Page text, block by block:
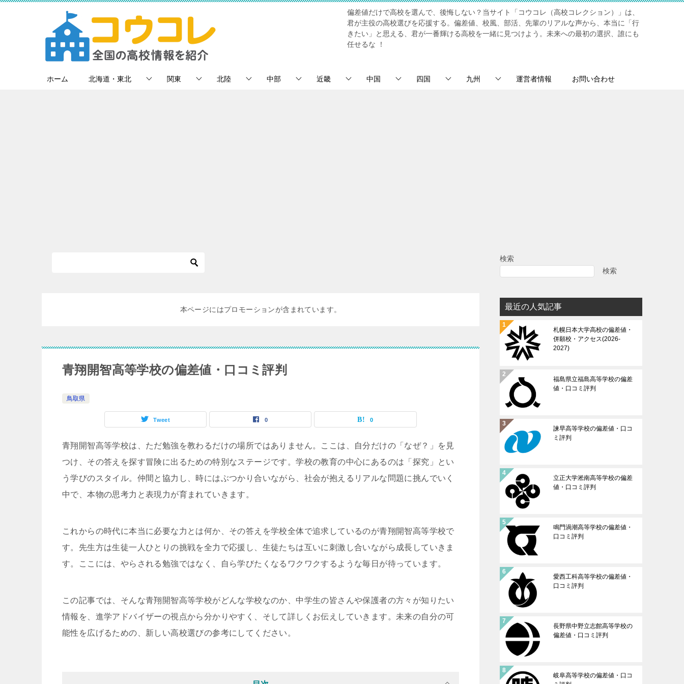
偏差値だけで高校を選んで、後悔しない？当サイト「コウコレ（高校コレクション）」は、
君が主役の高校選びを応援する。偏差値、校風、部活、先輩のリアルな声から、本当に「行
きたい」と思える、君が一番輝ける高校を一緒に見つけよう。未来への最初の選択、誰にも
任せるな ！
ホーム 北海道・東北 関東 北陸 中部 近畿 中国 四国 九州 運営者情報 お問い合わせ
本ページにはプロモーションが含まれています。
青翔開智高等学校の偏差値・口コミ評判
鳥取県
Tweet 0 0
青翔開智高等学校は、ただ勉強を教わるだけの場所ではありません。ここは、自分だけの「なぜ？」を見
つけ、その答えを探す冒険に出るための特別なステージです。学校の教育の中心にあるのは「探究」とい
う学びのスタイル。仲間と協力し、時にはぶつかり合いながら、社会が抱えるリアルな問題に挑んでいく
中で、本物の思考力と表現力が育まれていきます。
これからの時代に本当に必要な力とは何か、その答えを学校全体で追求しているのが青翔開智高等学校で
す。先生方は生徒一人ひとりの挑戦を全力で応援し、生徒たちは互いに刺激し合いながら成長していきま
す。ここには、やらされる勉強ではなく、自ら学びたくなるワクワクするような毎日が待っています。
この記事では、そんな青翔開智高等学校がどんな学校なのか、中学生の皆さんや保護者の方々が知りたい
情報を、進学アドバイザーの視点から分かりやすく、そして詳しくお伝えしていきます。未来の自分の可
能性を広げるための、新しい高校選びの参考にしてください。
検索
検索
最近の人気記事
札幌日本大学高校の偏差値・
併願校・アクセス(2026-
2027)
福島県立福島高等学校の偏差
値・口コミ評判
諫早高等学校の偏差値・口コ
ミ評判
立正大学淞南高等学校の偏差
値・口コミ評判
鳴門渦潮高等学校の偏差値・
口コミ評判
愛西工科高等学校の偏差値・
口コミ評判
長野県中野立志館高等学校の
偏差値・口コミ評判
岐阜高等学校の偏差値・口コ